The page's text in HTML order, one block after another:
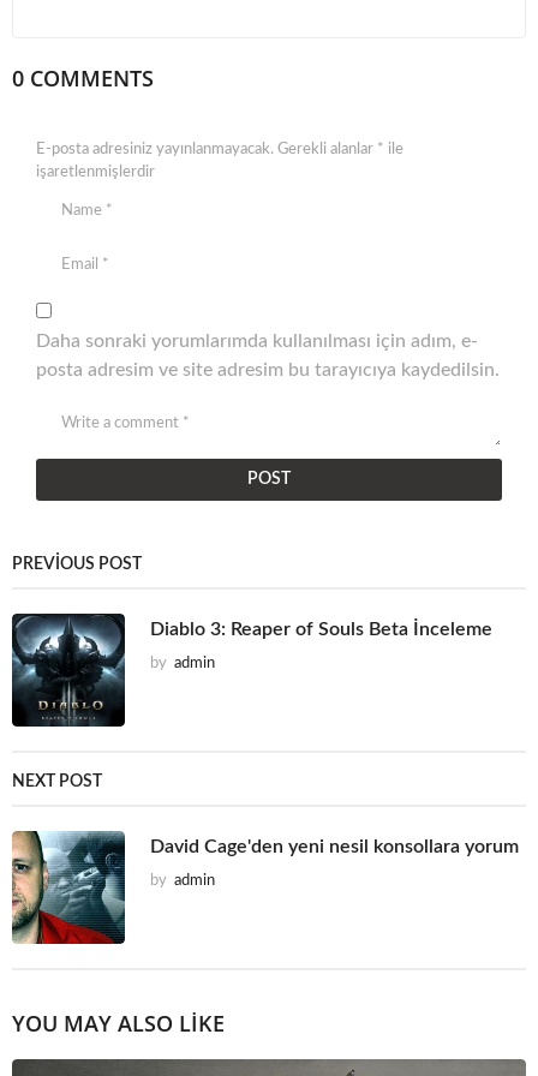
0 COMMENTS
E-posta adresiniz yayınlanmayacak. Gerekli alanlar * ile
işaretlenmişlerdir
Daha sonraki yorumlarımda kullanılması için adım, e-
posta adresim ve site adresim bu tarayıcıya kaydedilsin.
PREVIOUS POST
Diablo 3: Reaper of Souls Beta İnceleme
by admin
NEXT POST
David Cage'den yeni nesil konsollara yorum
by admin
YOU MAY ALSO LIKE